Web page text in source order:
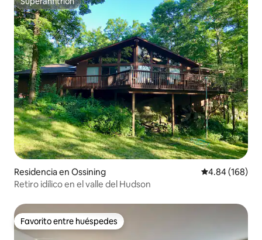
Superanfitrión
Residencia en Ossining Calificación
4.84 (168)
Retiro idílico en el valle del Hudson
Favorito entre huéspedes
Favorito entre huéspedes